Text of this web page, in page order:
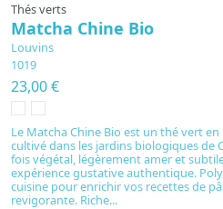
Thés verts
Matcha Chine Bio
Louvins
1019
23,00 €
Le Matcha Chine Bio est un thé vert
cultivé dans les jardins biologiques de
fois végétal, légèrement amer et
expérience gustative authentique.
cuisine pour enrichir vos recettes de
revigorante. Riche...